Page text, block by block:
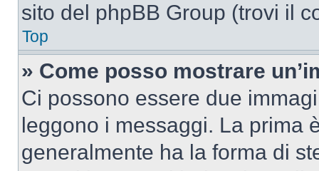
sito del phpBB Group (trovi il
Top
» Come posso mostrare
Ci possono essere due
leggono i messaggi. La prima
generalmente ha la forma di